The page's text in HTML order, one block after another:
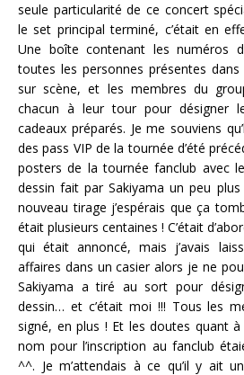
seule particularité de ce concert
le set principal terminé, c’était en
Une boîte contenant les numéros
toutes les personnes présentes
sur scène, et les membres du
chacun à leur tour pour désigner
cadeaux préparés. Je me souviens
des pass VIP de la tournée d’été
posters de la tournée fanclub avec
dessin fait par Sakiyama un peu
nouveau tirage j’espérais que ça
était plusieurs centaines ! C’était
qui était annoncé, mais j’avais
affaires dans un casier alors je ne
Sakiyama a tiré au sort pour
dessin… et c’était moi !!! Tous les
signé, en plus ! Et les doutes quant
nom pour l’inscription au fanclub
^^. Je m’attendais à ce qu’il y ait